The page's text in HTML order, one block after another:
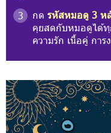
3
กด รหัสหมอดู 3 ห
คุยสดกับหมอดูได้ทุ
ความรัก เนื้อคู่ กา